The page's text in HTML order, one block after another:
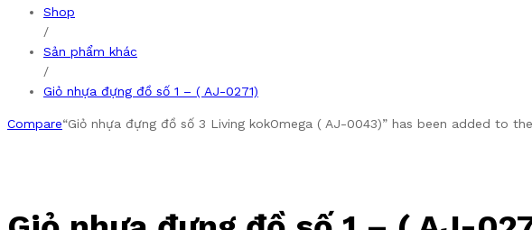
Shop
/
Sản phẩm khác
/
Giỏ nhựa đựng đồ số 1 – ( AJ-0271)
Compare“Giỏ nhựa đựng đồ số 3 Living kokOmega ( AJ-0043)” has been added to